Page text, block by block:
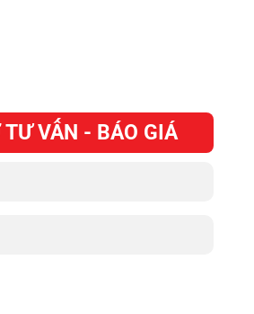
TƯ VẤN - BÁO GIÁ